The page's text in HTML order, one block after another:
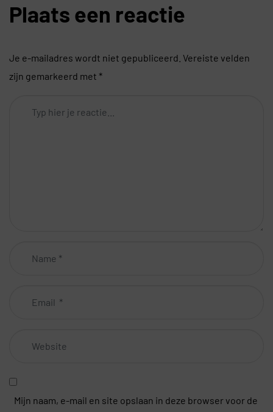
Plaats een reactie
Je e-mailadres wordt niet gepubliceerd. Vereiste velden
zijn gemarkeerd met *
Mijn naam, e-mail en site opslaan in deze browser voor de